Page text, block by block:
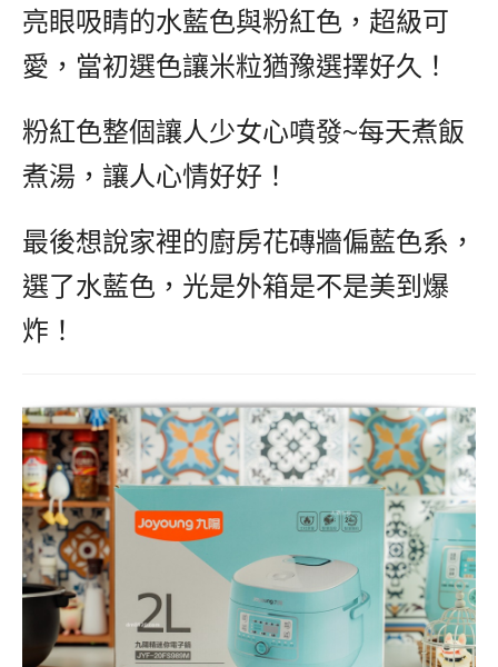
亮眼吸睛的水藍色與粉紅色，超級可
愛，當初選色讓米粒猶豫選擇好久！
粉紅色整個讓人少女心噴發~每天煮飯
煮湯，讓人心情好好！
最後想說家裡的廚房花磚牆偏藍色系，
選了水藍色，光是外箱是不是美到爆
炸！